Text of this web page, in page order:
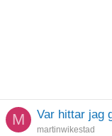
M Var hittar jag
martinwikestad